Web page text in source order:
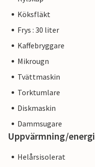
Köksfläkt
Frys : 30 liter
Kaffebryggare
Mikrougn
Tvättmaskin
Torktumlare
Diskmaskin
Dammsugare
Uppvärmning/energi
Helårsisolerat